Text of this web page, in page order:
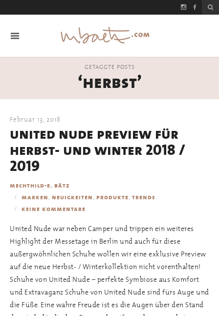
GETAGGTE POSTS
‘herbst’
Februar 13, 2018
united nude preview für
herbst- und winter 2018 /
2019
mechthild-e. bätz
marken, neuigkeiten, produkte, trends
keine kommentare
United Nude war neben Camper und trippen ein weiteres
Highlight der Messetage in Berlin und auch für diese
außergwöhnlichen Schuhe wollen wir eine exklusive Preview
auf die neue Herbst- / Winterkollektion nicht vorenthalten!
Schuhe von United Nude – perfekte Symbiose aus Komfort
und Extravaganz Schuhe von United Nude sind fürs Auge und
die Füße. Eine wahre Freude ist es die Augen über den Stand